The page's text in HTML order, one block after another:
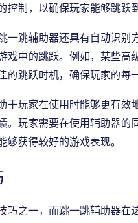
制，以确保玩家能够跳跃
一跳辅助器还具有自动识别
戏中的跳跃。例如，某些高
跳跃时机，确保玩家的每
于玩家在使用时能够更有效
。玩家需要在使用辅助器的
获得较好的游戏表现。
巧之一，而跳一跳辅助器在